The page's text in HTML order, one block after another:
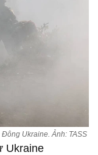
Ukraine. Ảnh: TASS
Ukraine